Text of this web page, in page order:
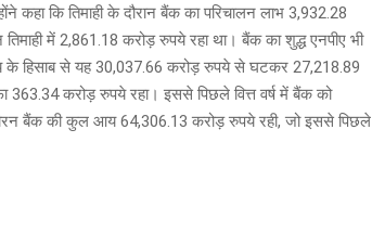
कहा कि तिमाही के दौरान बैंक का परिचालन लाभ 3,932.28
में 2,861.18 करोड़ रुपये रहा था। बैंक का शुद्ध एनपीए भी
हिसाब से यह 30,037.66 करोड़ रुपये से घटकर 27,218.89
363.34 करोड़ रुपये रहा। इससे पिछले वित्त वर्ष में बैंक को
बैंक की कुल आय 64,306.13 करोड़ रुपये रही, जो इससे पिछले